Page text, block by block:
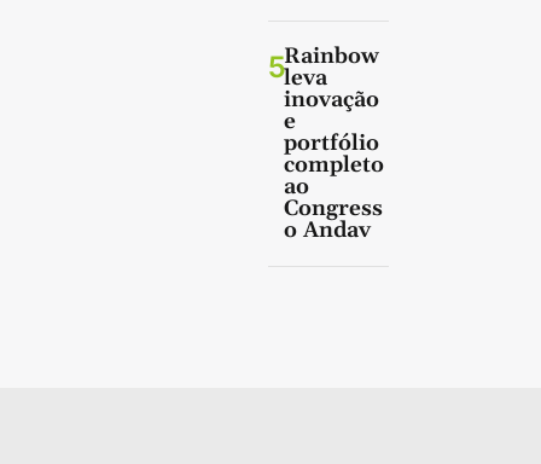
5Rainbow
leva
inovação
e
portfólio
completo
ao
Congress
o Andav